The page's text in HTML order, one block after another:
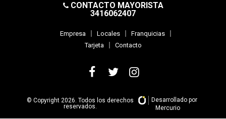
CONTACTO MAYORISTA
3416062407
Empresa Locales
Franquicias
Tarjeta
Contacto
© Copyright 2026. Todos los derechos
reservados.
Desarrollado por
Mercurio